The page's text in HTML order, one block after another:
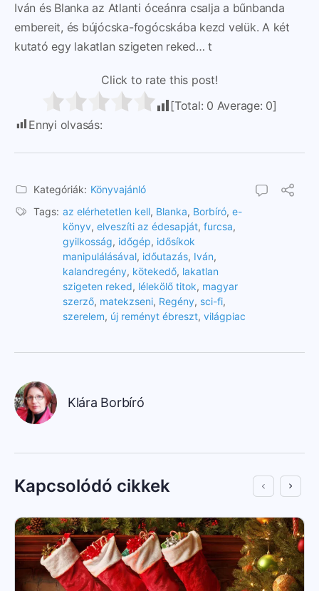
Iván és Blanka az Atlanti óceánra csalja a bűnbanda
embereit, és bújócska-fogócskába kezd velük. A két
kutató egy lakatlan szigeten reked… t
Click to rate this post!
[Total: 0 Average: 0]
Ennyi olvasás:
Kategóriák: Könyvajánló
Tags: az elérhetetlen kell, Blanka, Borbíró, e-
könyv, elveszíti az édesapját, furcsa,
gyilkosság, időgép, idősíkok
manipulálásával, időutazás, Iván,
kalandregény, kötekedő, lakatlan
szigeten reked, lélekölő titok, magyar
szerző, matekzseni, Regény, sci-fi,
szerelem, új reményt ébreszt, világpiac
Klára Borbíró
Kapcsolódó cikkek